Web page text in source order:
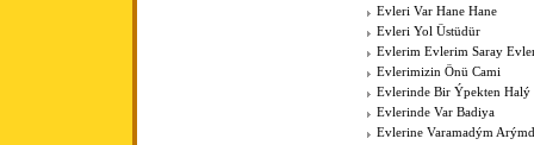
Evleri Var Hane Hane
Evleri Yol Üstüdür
Evlerim Evlerim Saray
Evlerimizin Önü Cami
Evlerinde Bir Ýpekten Halý
Evlerinde Var Badiya
Evlerine Varamadým